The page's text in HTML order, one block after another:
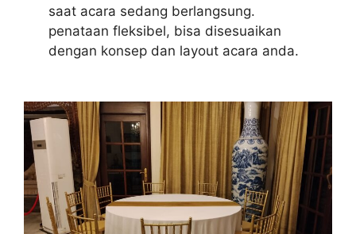
saat acara sedang berlangsung.
penataan fleksibel, bisa disesuaikan
dengan konsep dan layout acara anda.